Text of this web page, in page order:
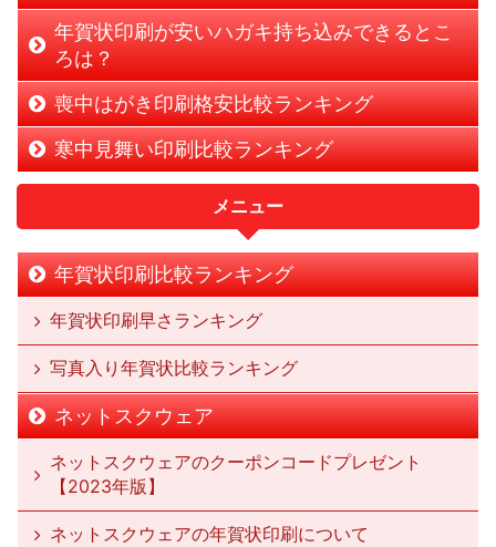
年賀状印刷が安いハガキ持ち込みできるとこ
ろは？
喪中はがき印刷格安比較ランキング
寒中見舞い印刷比較ランキング
メニュー
年賀状印刷比較ランキング
年賀状印刷早さランキング
写真入り年賀状比較ランキング
ネットスクウェア
ネットスクウェアのクーポンコードプレゼント
【2023年版】
ネットスクウェアの年賀状印刷について